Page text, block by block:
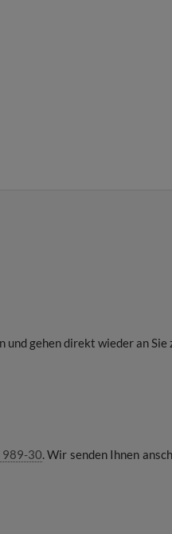
gehen direkt wieder an Sie
30. Wir senden Ihnen